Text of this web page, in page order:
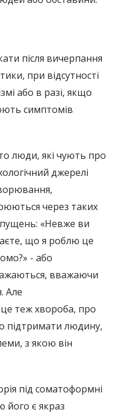
після вичерпання
при відсутності
або в разі, якщо
симптомів
люди, які чують про
джерелі
через таких
«Невже ви
що я роблю це
- або
вважаючи
Але
теж хвороба, про
підтримати людину,
з якою він
під соматоформні
його є якраз